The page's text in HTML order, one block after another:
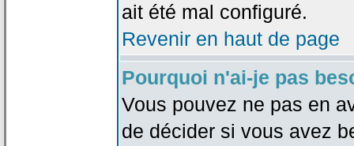
ait été mal configuré.
Revenir en haut de page
Pourquoi n'ai-je pas
Vous pouvez ne pas en
de décider si vous avez